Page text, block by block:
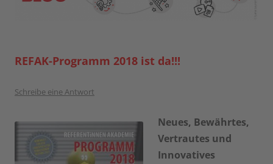
REFAK-Programm 2018 ist da!!!
Schreibe eine Antwort
Neues, Bewährtes,
Vertrautes und
Innovatives